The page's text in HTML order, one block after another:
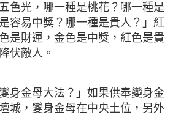
色光，哪一種是桃花？哪一種是
容易中獎？哪一種是貴人？」紅
是財運，金色是中獎，紅色是貴
伏敵人。
身金母大法？」如果供奉變身金
城，變身金母在中央土位，另外